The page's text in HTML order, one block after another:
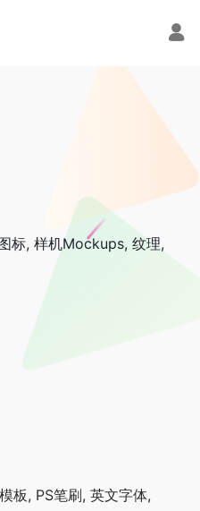
标, 样机Mockups, 纹理,
板, PS笔刷, 英文字体,